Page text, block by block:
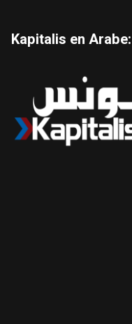
Kapitalis en Arabe: